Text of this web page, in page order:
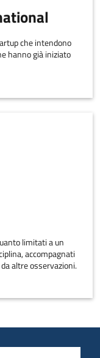
che intendono
hanno già iniziato
limitati a un
accompagnati
altre osservazioni.